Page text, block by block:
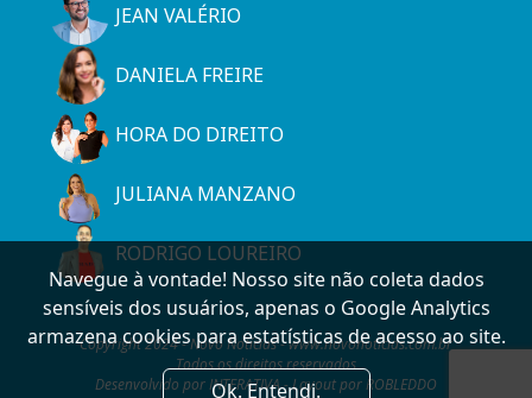
JEAN VALÉRIO
DANIELA FREIRE
HORA DO DIREITO
JULIANA MANZANO
RODRIGO LOUREIRO
Copyright 2024 - Novo Notícias - www.novonoticias.com.br
Todos os direitos reservados
Desenvolvido por INTERATIVA - Layout por ROBLEDDO
Navegue à vontade! Nosso site não coleta dados
sensíveis dos usuários, apenas o Google Analytics
armazena cookies para estatísticas de acesso ao site.
Ok. Entendi.